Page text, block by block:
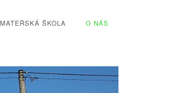
MATEŘSKÁ ŠKOLA O NÁS